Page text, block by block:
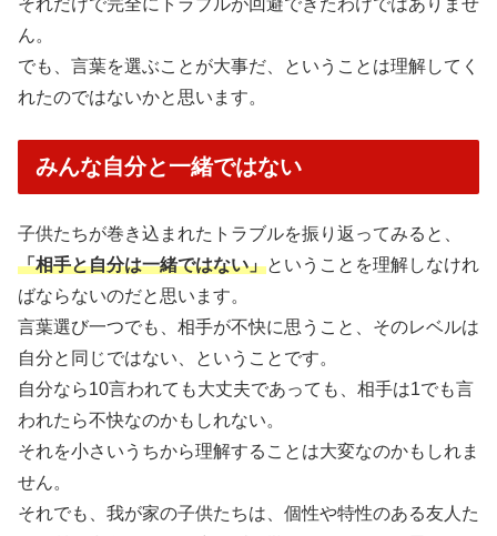
それだけで完全にトラブルが回避できたわけではありませ
ん。
でも、言葉を選ぶことが大事だ、ということは理解してく
れたのではないかと思います。
みんな自分と一緒ではない
子供たちが巻き込まれたトラブルを振り返ってみると、
「相手と自分は一緒ではない」ということを理解しなけれ
ばならないのだと思います。
言葉選び一つでも、相手が不快に思うこと、そのレベルは
自分と同じではない、ということです。
自分なら10言われても大丈夫であっても、相手は1でも言
われたら不快なのかもしれない。
それを小さいうちから理解することは大変なのかもしれま
せん。
それでも、我が家の子供たちは、個性や特性のある友人た